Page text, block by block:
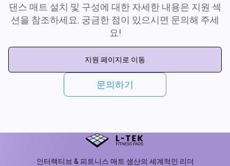
댄스 매트 설치 및 구성에 대한 자세한 내용은 지원 섹
션을 참조하세요. 궁금한 점이 있으시면 문의해 주세
요!
지원 페이지로 이동
문의하기
인터랙티브 & 피트니스 매트 생산의 세계적인 리더